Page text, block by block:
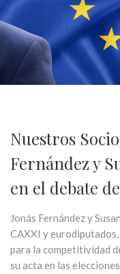
Nuestros
Fernández y
en el debate
Jonás Fernández y
CAXXI y
para la competitividad
su acta en las